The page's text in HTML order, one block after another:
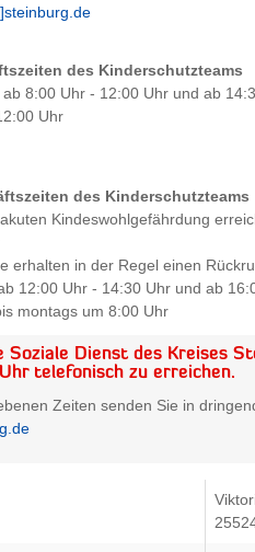
des Kinderschutzteams
8:00 Uhr - 12:00 Uhr und ab
Uhr
des Kinderschutzteams
Kindeswohlgefährdung
erhalten in der Regel einen
12:00 Uhr - 14:30 Uhr und ab
montags um 8:00 Uhr
Soziale Dienst des Kreises
telefonisch zu erreichen.
Zeiten senden Sie in